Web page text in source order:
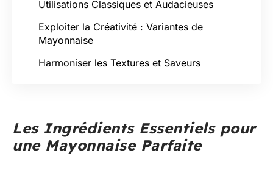
Utilisations Classiques et Audacieuses
Exploiter la Créativité : Variantes de
Mayonnaise
Harmoniser les Textures et Saveurs
Les Ingrédients Essentiels pour
une Mayonnaise Parfaite